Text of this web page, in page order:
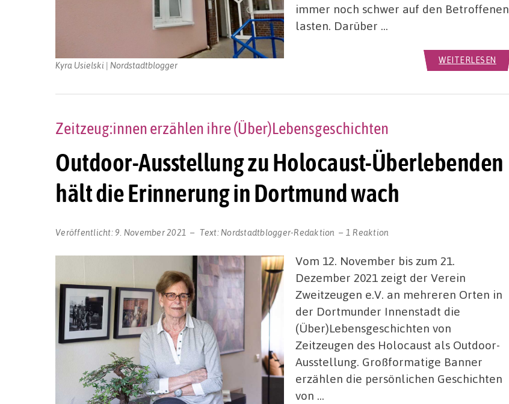
Kyra Usielski | Nordstadtblogger
immer noch schwer auf den Betroffenen
lasten. Darüber …
WEITERLESEN
Outdoor-Ausstellung zu Holocaust-Überlebenden
hält die Erinnerung in Dortmund wach
Zeitzeug:innen erzählen ihre (Über)Lebensgeschichten
Veröffentlicht: 9. November 2021 Text: Nordstadtblogger-Redaktion 1 Reaktion
Vom 12. November bis zum 21.
Dezember 2021 zeigt der Verein
Zweitzeugen e.V. an mehreren Orten in
der Dortmunder Innenstadt die
(Über)Lebensgeschichten von
Zeitzeugen des Holocaust als Outdoor-
Ausstellung. Großformatige Banner
erzählen die persönlichen Geschichten
von …